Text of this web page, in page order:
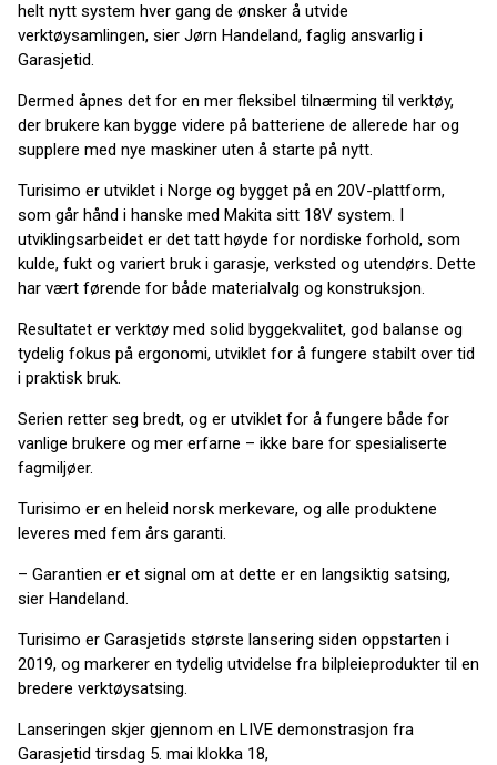
helt nytt system hver gang de ønsker å utvide
verktøysamlingen, sier Jørn Handeland, faglig ansvarlig i
Garasjetid.
Dermed åpnes det for en mer fleksibel tilnærming til verktøy,
der brukere kan bygge videre på batteriene de allerede har og
supplere med nye maskiner uten å starte på nytt.
Turisimo er utviklet i Norge og bygget på en 20V-plattform,
som går hånd i hanske med Makita sitt 18V system. I
utviklingsarbeidet er det tatt høyde for nordiske forhold, som
kulde, fukt og variert bruk i garasje, verksted og utendørs. Dette
har vært førende for både materialvalg og konstruksjon.
Resultatet er verktøy med solid byggekvalitet, god balanse og
tydelig fokus på ergonomi, utviklet for å fungere stabilt over tid
i praktisk bruk.
Serien retter seg bredt, og er utviklet for å fungere både for
vanlige brukere og mer erfarne – ikke bare for spesialiserte
fagmiljøer.
Turisimo er en heleid norsk merkevare, og alle produktene
leveres med fem års garanti.
– Garantien er et signal om at dette er en langsiktig satsing,
sier Handeland.
Turisimo er Garasjetids største lansering siden oppstarten i
2019, og markerer en tydelig utvidelse fra bilpleieprodukter til en
bredere verktøysatsing.
Lanseringen skjer gjennom en LIVE demonstrasjon fra
Garasjetid tirsdag 5. mai klokka 18,